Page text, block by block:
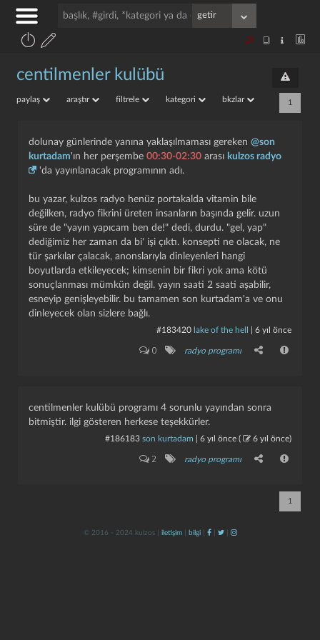
centilmenler kulübü
paylaş araştır filtrele kategori bkzlar 1
dolunay günlerinde yanına yaklaşılmaması gereken @son
kurtadam'ın her perşembe 00:30-02:30 arası kulzos radyo
'da yayınlanacak programının adı.
bu yazar, kulzos radyo henüz portakalda vitamin bile
değilken, radyo fikrini üreten insanların başında gelir. uzun
süre de "yayın yapıcam ben de!" dedi, durdu. "gel, yap"
dediğimiz her zaman da bi' işi çıktı. konsepti ne olacak, ne
tür şarkılar çalacak, anonslarıyla dinleyenleri hangi
boyutlarda etkileyecek; kimsenin bir fikri yok ama kötü
sonuçlanması mümkün değil. yayın saati 2 saati aşabilir,
esneyip genişleyebilir. bu tamamen son kurtadam'a ve onu
dinleyecek olan sizlere bağlı.
#183420 lake of the hell 6 yıl önce
0 radyo programı
centilmenler kulübü programı 4 sorunlu yayından sonra
bitmiştir. ilgi gösteren herkese teşekkürler.
#186183 son kurtadam 6 yıl önce ( 6 yıl önce)
2 radyo programı
1
© 2016 - 2024 kulzos | iletişim| bilgi| | |